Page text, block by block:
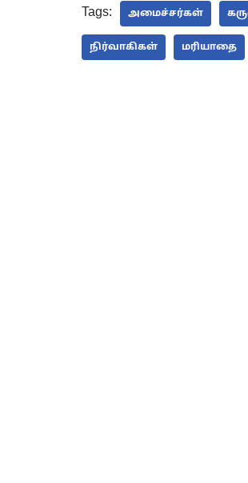
Tags: அமைச்சர்கள்
நிர்வாகிகள் மரியாதை